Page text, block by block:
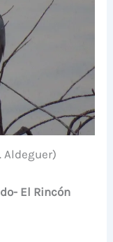
Aldeguer)
El Rincón